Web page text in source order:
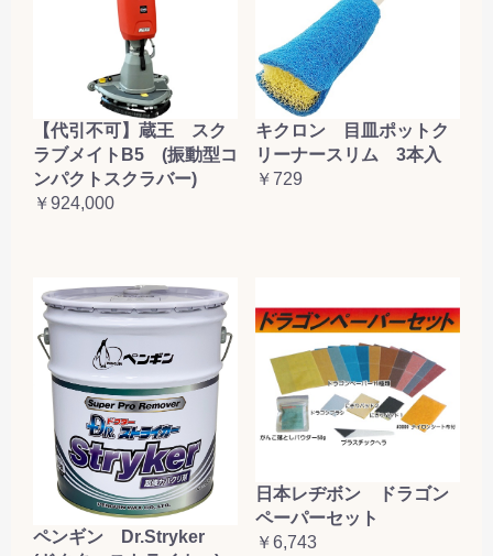
【代引不可】蔵王 スク
ラブメイトB5 (振動型コ
ンパクトスクラバー)
￥924,000
キクロン 目皿ポットク
リーナースリム 3本入
￥729
ペンギン Dr.Stryker
日本レヂボン ドラゴン
ペーパーセット
￥6,743